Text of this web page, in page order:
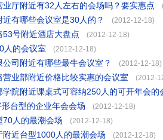
厅附近有32人左右的会场吗？要实惠点
有哪些会议室是30人的？ (2012-12-18)
号附近酒店大盘点 (2012-12-18)
人的会议室 (2012-12-18)
司附近有哪些最牛会议室？ (2012-12-18)
业部附近价格比较实惠的会议室 (2012-
院附近课桌式可容纳250人的可开年会的
台型的企业年会会场
(2012-12-18)
人的最潮会场 (2012-12-18)
近台型1000人的最潮会场 (2012-12-18)